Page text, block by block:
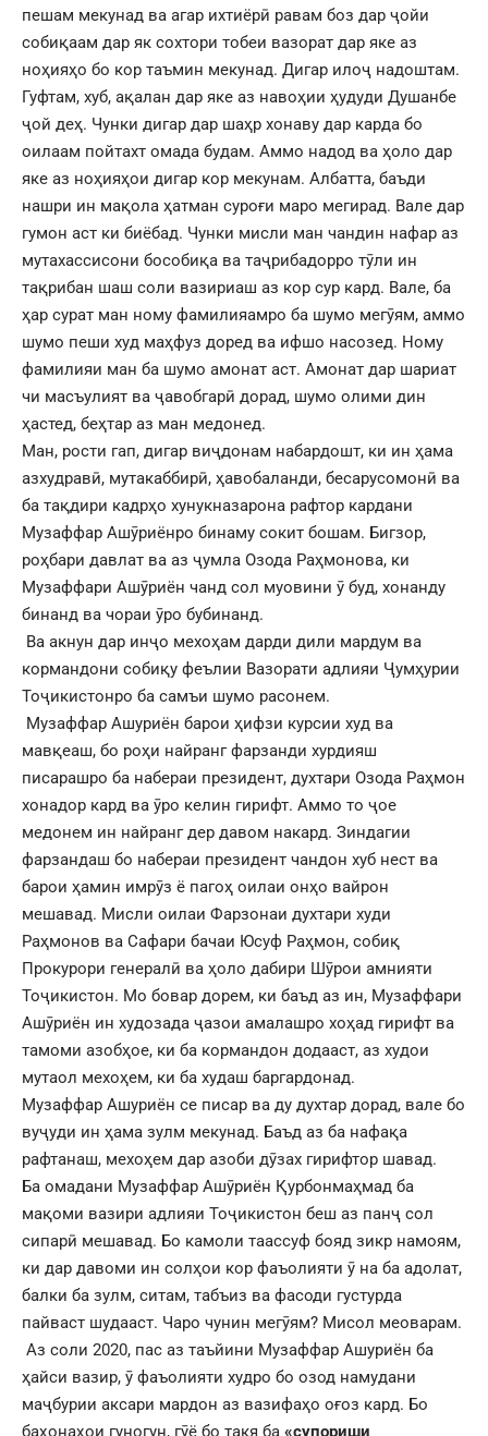
пешам мекунад ва агар ихтиёрӣ равам боз дар ҷойи
собиқаам дар як сохтори тобеи вазорат дар яке аз
ноҳияҳо бо кор таъмин мекунад. Дигар илоҷ надоштам.
Гуфтам, хуб, ақалан дар яке аз навоҳии ҳудуди Душанбе
ҷой деҳ. Чунки дигар дар шаҳр хонаву дар карда бо
оилаам пойтахт омада будам. Аммо надод ва ҳоло дар
яке аз ноҳияҳои дигар кор мекунам. Албатта, баъди
нашри ин мақола ҳатман суроғи маро мегирад. Вале дар
гумон аст ки биёбад. Чунки мисли ман чандин нафар аз
мутахассисони бособиқа ва таҷрибадорро тӯли ин
тақрибан шаш соли вазириаш аз кор сур кард. Вале, ба
ҳар сурат ман ному фамилияамро ба шумо мегӯям, аммо
шумо пеши худ маҳфуз доред ва ифшо насозед. Ному
фамилияи ман ба шумо амонат аст. Амонат дар шариат
чи масъулият ва ҷавобгарӣ дорад, шумо олими дин
ҳастед, беҳтар аз ман медонед.
Ман, рости гап, дигар виҷдонам набардошт, ки ин ҳама
азхудравӣ, мутакаббирӣ, ҳавобаланди, бесарусомонӣ ва
ба тақдири кадрҳо хунукназарона рафтор кардани
Музаффар Ашӯриёнро бинаму сокит бошам. Бигзор,
роҳбари давлат ва аз ҷумла Озода Раҳмонова, ки
Музаффари Ашӯриён чанд сол муовини ӯ буд, хонанду
бинанд ва чораи ӯро бубинанд.
Ва акнун дар инҷо мехоҳам дарди дили мардум ва
кормандони собиқу феълии Вазорати адлияи Ҷумҳурии
Тоҷикистонро ба самъи шумо расонем.
Музаффар Ашуриён барои ҳифзи курсии худ ва
мавқеаш, бо роҳи найранг фарзанди хурдияш
писарашро ба набераи президент, духтари Озода Раҳмон
хонадор кард ва ӯро келин гирифт. Аммо то ҷое
медонем ин найранг дер давом накард. Зиндагии
фарзандаш бо набераи президент чандон хуб нест ва
барои ҳамин имрӯз ё пагоҳ оилаи онҳо вайрон
мешавад. Мисли оилаи Фарзонаи духтари худи
Раҳмонов ва Сафари бачаи Юсуф Раҳмон, собиқ
Прокурори генералӣ ва ҳоло дабири Шӯрои амнияти
Тоҷикистон. Мо бовар дорем, ки баъд аз ин, Музаффари
Ашӯриён ин худозада ҷазои амалашро хоҳад гирифт ва
тамоми азобҳое, ки ба кормандон додааст, аз худои
мутаол мехоҳем, ки ба худаш баргардонад.
Музаффар Ашуриён се писар ва ду духтар дорад, вале бо
вуҷуди ин ҳама зулм мекунад. Баъд аз ба нафақа
рафтанаш, мехоҳем дар азоби дӯзах гирифтор шавад.
Ба омадани Музаффар Ашӯриён Қурбонмаҳмад ба
мақоми вазири адлияи Тоҷикистон беш аз панҷ сол
сипарӣ мешавад. Бо камоли таассуф бояд зикр намоям,
ки дар давоми ин солҳои кор фаъолияти ӯ на ба адолат,
балки ба зулм, ситам, табъиз ва фасоди густурда
пайваст шудааст. Чаро чунин мегӯям? Мисол меоварам.
Аз соли 2020, пас аз таъйини Музаффар Ашуриён ба
ҳайси вазир, ӯ фаъолияти худро бо озод намудани
маҷбурии аксари мардон аз вазифаҳо оғоз кард. Бо
баҳонаҳои гуногун, гӯё бо такя ба «супориши